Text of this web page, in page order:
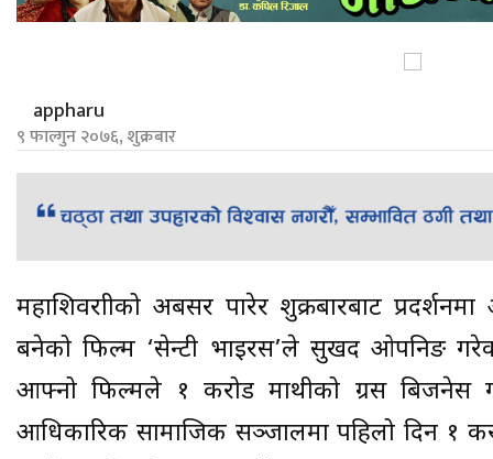
appharu
९ फाल्गुन २०७६, शुक्रबार
महाशिवरात्रीको अबसर पारेर शुक्रबारबाट
बनेको फिल्म ‘सेन्टी भाइरस’ले सुखद ओपनिङ
आफ्नो फिल्मले १ करोड माथीको ग्रस बिजनेस
आधिकारिक सामाजिक सञ्जालमा पहिलो दिन १